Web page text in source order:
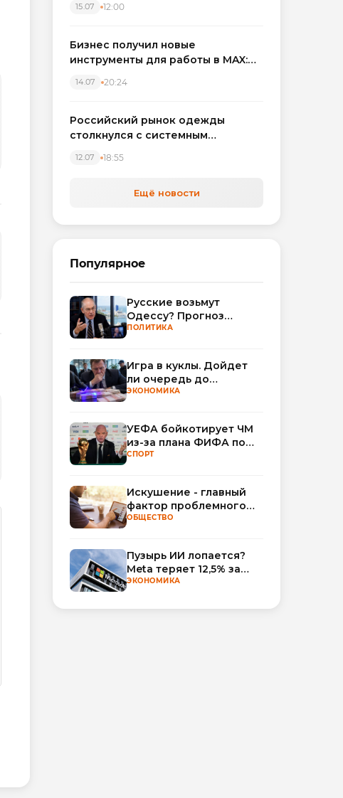
15.07 12:00
Бизнес получил новые
инструменты для работы в MAX:
автоматизируют обработку
14.07 20:24
Российский рынок одежды
столкнулся с системным
12.07 18:55
Ещё новости
Популярное
Русские возьмут
Одессу? Прогноз
Миршаймера
ПОЛИТИКА
Игра в куклы. Дойдет
ли очередь до
Миллера?
ЭКОНОМИКА
УЕФА бойкотирует ЧМ
из-за плана ФИФА по
привлечению частных
СПОРТ
Искушение - главный
фактор проблемного
использования
ОБЩЕСТВО
Пузырь ИИ лопается?
Meta теряет 12,5% за
неделю, а Microsoft и
ЭКОНОМИКА